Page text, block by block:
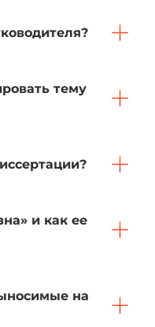
тему
и как ее
на